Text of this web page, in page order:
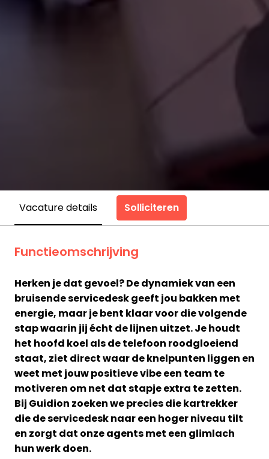
Vacature details Solliciteren
Functieomschrijving
Herken je dat gevoel? De dynamiek van een
bruisende servicedesk geeft jou bakken met
energie, maar je bent klaar voor die volgende
stap waarin jij écht de lijnen uitzet. Je houdt
het hoofd koel als de telefoon roodgloeiend
staat, ziet direct waar de knelpunten liggen en
weet met jouw positieve vibe een team te
motiveren om net dat stapje extra te zetten.
Bij Guidion zoeken we precies die kartrekker
die de servicedesk naar een hoger niveau tilt
en zorgt dat onze agents met een glimlach
hun werk doen.